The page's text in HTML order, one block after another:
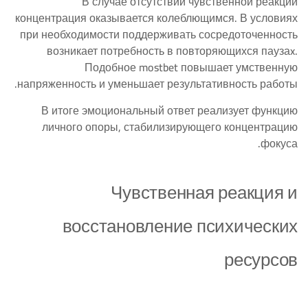
концентрация оказывается колеблющимся. В условиях
при необходимости поддерживать сосредоточенность
возникает потребность в повторяющихся паузаx.
Подобное mostbet повышает умственную
напряженность и уменьшает результативность работы.
В итоге эмоциональный ответ реализует функцию
личного опоры, стабилизирующего концентрацию
фокуса.
Чувственная реакция и
восстановление психических
ресурсов